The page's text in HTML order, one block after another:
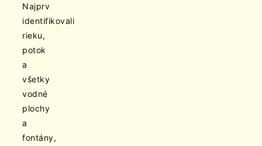
Najprv
identifikovali
rieku,
potok
a
všetky
vodné
plochy
a
fontány,